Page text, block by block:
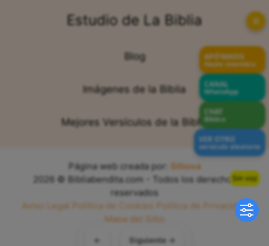
← Siguiente →
Sin voz
Estudio de La Biblia
Blog
Imágenes de la Biblia
Mejores Versículos de la Biblia
Página web creada por:
Sitiova
2026 © Bibliabendita.com - Todos los derechos
reservados
Aviso Legal
Política de Cookies
Política de Privacidad
Mapa del Sitio
✕
APÓYANOS
Hazte miembro
CANAL
WhatsApp
CHAT
Bíblico
VER OTRO
versículo aleatorio